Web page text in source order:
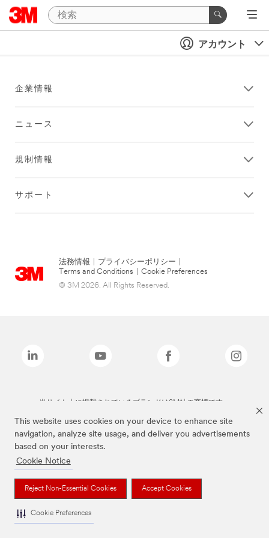
This website uses cookies on your device to enhance site
navigation, analyze site usage, and deliver you advertisements
based on your interests.
Cookie Notice
Reject Non-Essential Cookies Accept Cookies
Cookie Preferences
アカウント
企業情報
ニュース
規制情報
サポート
法務情報 プライバシーポリシー
Terms and Conditions
Cookie Preferences
© 3M 2026. All Rights Reserved.
当サイト上に掲載されているブランドは3M社の商標です。